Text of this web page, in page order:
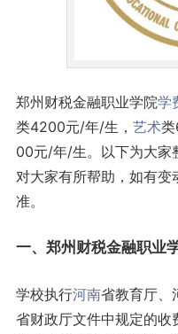
郑州财税金融职业学院学
类4200元/年/生， 艺术
00元/年/生。以下为大家
对大家有所帮助，如有变
准。
一、郑州财税金融职业
学校执行河南省教育厅、
省财政厅文件中规定的收